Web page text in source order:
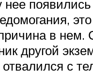
нее появились
в нем.
другой
с